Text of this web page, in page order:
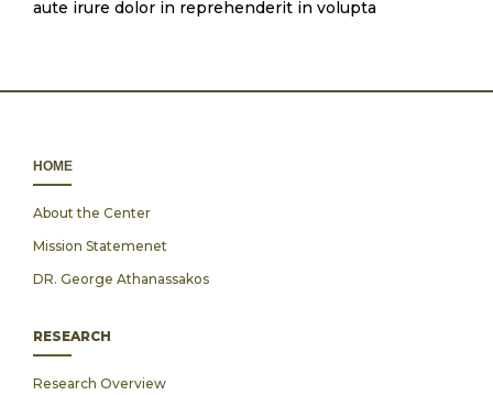
aute irure dolor in reprehenderit in volupta
ΗΟΜΕ
About the Center
Mission Statemenet
DR. George Athanassakos
RESEARCH
Research Overview